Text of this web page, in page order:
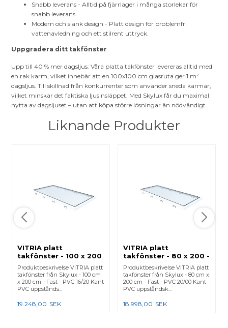
Snabb leverans - Alltid på fjärrlager i många storlekar för
snabb leverans.
Modern och slank design - Platt design för problemfri
vattenavledning och ett stilrent uttryck.
Uppgradera ditt takfönster
Upp till 40 % mer dagsljus. Våra platta takfönster levereras alltid med
en rak karm, vilket innebär att en 100x100 cm glasruta ger 1 m²
dagsljus. Till skillnad från konkurrenter som använder sneda karmar,
vilket minskar det faktiska ljusinsläppet. Med Skylux får du maximal
nytta av dagsljuset – utan att köpa större lösningar än nödvändigt.
Liknande Produkter
VITRIA platt
takfönster - 100 x 200
- Fast - PVC 16/20 Kant
Produktbeskrivelse VITRIA platt
takfönster från Skylux - 100 cm
x 200 cm - Fast - PVC 16/20 Kant
PVC uppstånds...
19.248,00 SEK
VITRIA platt
takfönster - 80 x 200 -
Fast - PVC 20/00 Kant
Produktbeskrivelse VITRIA platt
takfönster från Skylux - 80 cm x
200 cm - Fast - PVC 20/00 Kant
PVC uppståndsk...
18.998,00 SEK